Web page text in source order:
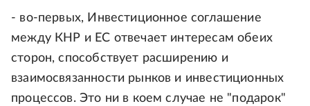
- во-первых, Инвестиционное соглашение
между КНР и ЕС отвечает интересам обеих
сторон, способствует расширению и
взаимосвязанности рынков и инвестиционных
процессов. Это ни в коем случае не "подарок"